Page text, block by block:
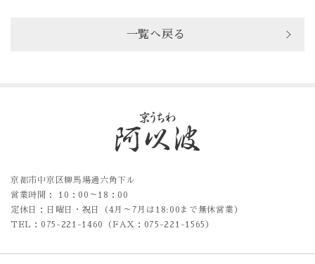
一覧へ戻る
京都市中京区柳馬場通六角下ル
営業時間： 10：00～18：00
定休日：日曜日・祝日（4月～7月は18:00まで無休営業）
TEL：075-221-1460（FAX：075-221-1565）